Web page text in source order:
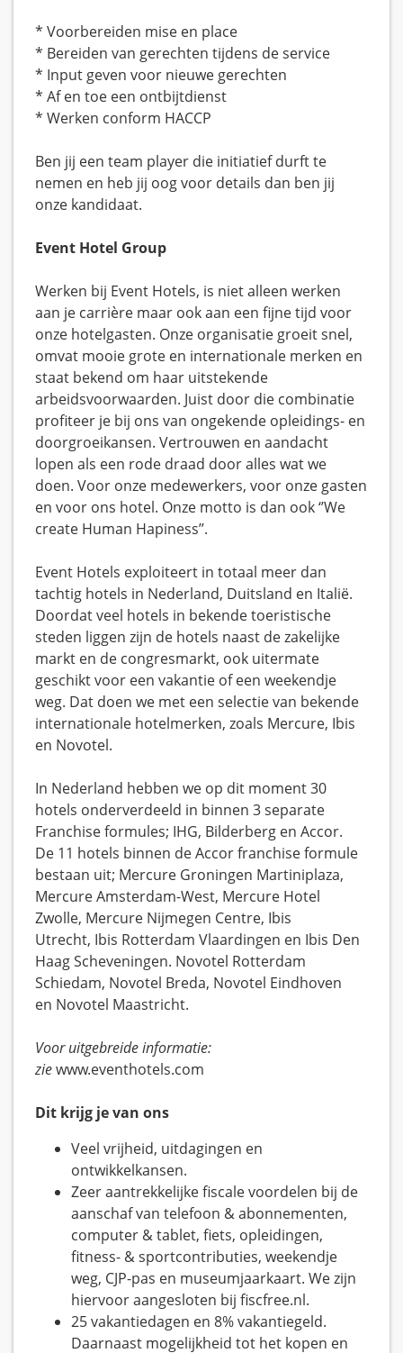
* Voorbereiden mise en place
* Bereiden van gerechten tijdens de service
* Input geven voor nieuwe gerechten
* Af en toe een ontbijtdienst
* Werken conform HACCP
Ben jij een team player die initiatief durft te
nemen en heb jij oog voor details dan ben jij
onze kandidaat.
Event Hotel Group
Werken bij Event Hotels, is niet alleen werken
aan je carrière maar ook aan een fijne tijd voor
onze hotelgasten. Onze organisatie groeit snel,
omvat mooie grote en internationale merken en
staat bekend om haar uitstekende
arbeidsvoorwaarden. Juist door die combinatie
profiteer je bij ons van ongekende opleidings- en
doorgroeikansen. Vertrouwen en aandacht
lopen als een rode draad door alles wat we
doen. Voor onze medewerkers, voor onze gasten
en voor ons hotel. Onze motto is dan ook ‘’We
create Human Hapiness’’.
Event Hotels exploiteert in totaal meer dan
tachtig hotels in Nederland, Duitsland en Italië.
Doordat veel hotels in bekende toeristische
steden liggen zijn de hotels naast de zakelijke
markt en de congresmarkt, ook uitermate
geschikt voor een vakantie of een weekendje
weg. Dat doen we met een selectie van bekende
internationale hotelmerken, zoals Mercure, Ibis
en Novotel.
In Nederland hebben we op dit moment 30
hotels onderverdeeld in binnen 3 separate
Franchise formules; IHG, Bilderberg en Accor.
De 11 hotels binnen de Accor franchise formule
bestaan uit; Mercure Groningen Martiniplaza,
Mercure Amsterdam-West, Mercure Hotel
Zwolle, Mercure Nijmegen Centre, Ibis
Utrecht, Ibis Rotterdam Vlaardingen en Ibis Den
Haag Scheveningen. Novotel Rotterdam
Schiedam, Novotel Breda, Novotel Eindhoven
en Novotel Maastricht.
Voor uitgebreide informatie:
ziewww.eventhotels.com
Dit krijg je van ons
Veel vrijheid, uitdagingen en
ontwikkelkansen.
Zeer aantrekkelijke fiscale voordelen bij de
aanschaf van telefoon & abonnementen,
computer & tablet, fiets, opleidingen,
fitness- & sportcontributies, weekendje
weg, CJP-pas en museumjaarkaart. We zijn
hiervoor aangesloten bij fiscfree.nl.
25 vakantiedagen en 8% vakantiegeld.
Daarnaast mogelijkheid tot het kopen en